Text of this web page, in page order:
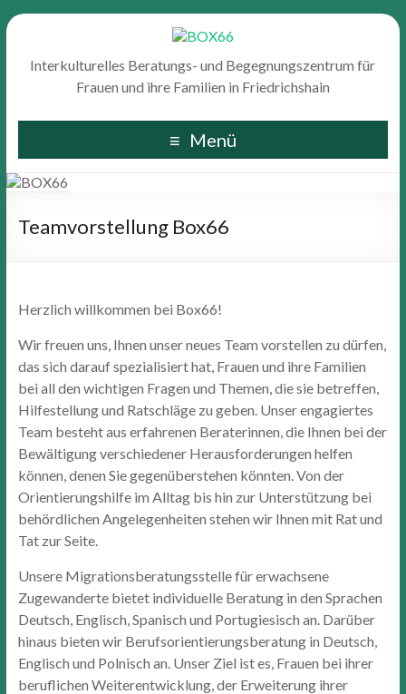
Interkulturelles Beratungs- und Begegnungszentrum für
Frauen und ihre Familien in Friedrichshain
Menü
Teamvorstellung Box66
Herzlich willkommen bei Box66!
Wir freuen uns, Ihnen unser neues Team vorstellen zu dürfen,
das sich darauf spezialisiert hat, Frauen und ihre Familien
bei all den wichtigen Fragen und Themen, die sie betreffen,
Hilfestellung und Ratschläge zu geben. Unser engagiertes
Team besteht aus erfahrenen Beraterinnen, die Ihnen bei der
Bewältigung verschiedener Herausforderungen helfen
können, denen Sie gegenüberstehen könnten. Von der
Orientierungshilfe im Alltag bis hin zur Unterstützung bei
behördlichen Angelegenheiten stehen wir Ihnen mit Rat und
Tat zur Seite.
Unsere Migrationsberatungsstelle für erwachsene
Zugewanderte bietet individuelle Beratung in den Sprachen
Deutsch, Englisch, Spanisch und Portugiesisch an. Darüber
hinaus bieten wir Berufsorientierungsberatung in Deutsch,
Englisch und Polnisch an. Unser Ziel ist es, Frauen bei ihrer
beruflichen Weiterentwicklung, der Erweiterung ihrer